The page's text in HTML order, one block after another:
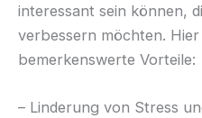
interessant sein können,
verbessern möchten. Hier
bemerkenswerte Vorteile:
– Linderung von Stress